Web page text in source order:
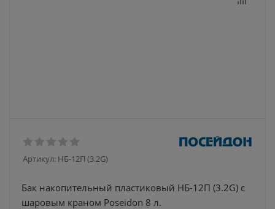
Артикул: НБ-12П (3.2G)
Бак накопительный пластиковый НБ-12П (3.2G) с
шаровым краном Poseidon 8 л.